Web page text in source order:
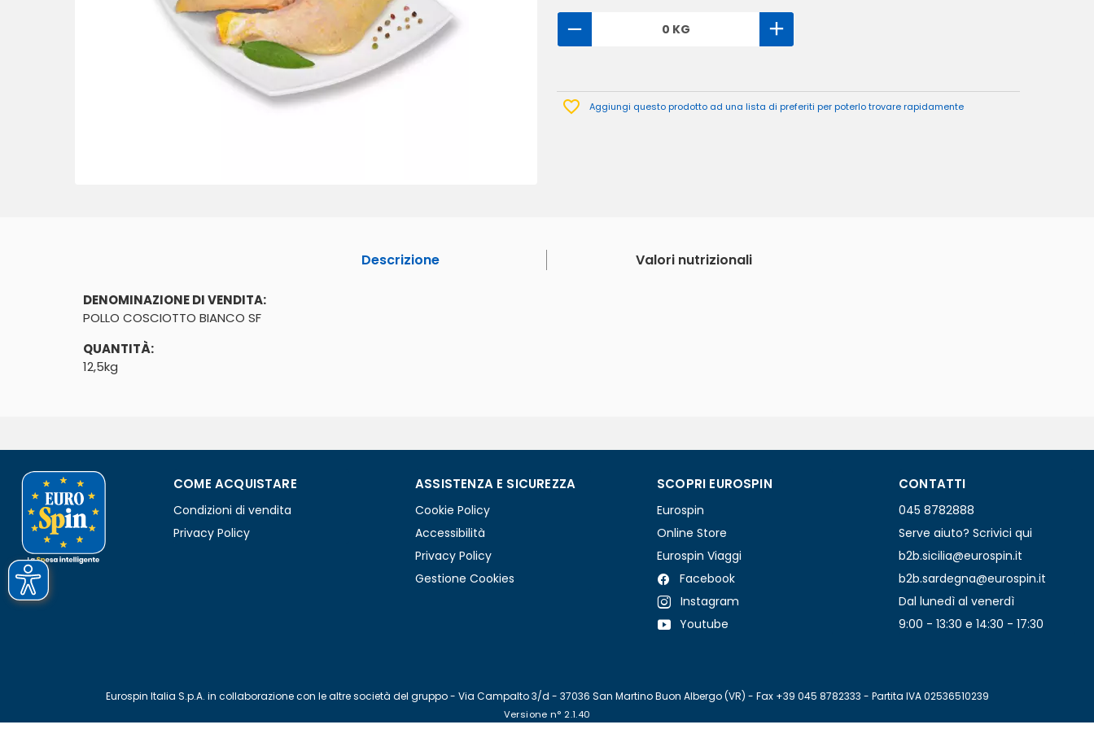
0 KG
Aggiungi questo prodotto ad una lista di preferiti per poterlo trovare rapidamente
Descrizione Valori nutrizionali
DENOMINAZIONE DI VENDITA:
POLLO COSCIOTTO BIANCO SF
QUANTITÀ:
12,5kg
COME ACQUISTARE
Condizioni di vendita
Privacy Policy
ASSISTENZA E SICUREZZA
Cookie Policy
Accessibilità
Privacy Policy
Gestione Cookies
SCOPRI EUROSPIN
Eurospin
Online Store
Eurospin Viaggi
Facebook
Instagram
Youtube
CONTATTI
045 8782888
Serve aiuto? Scrivici qui
b2b.sicilia@eurospin.it
b2b.sardegna@eurospin.it
Dal lunedì al venerdì
9:00 - 13:30 e 14:30 - 17:30
Eurospin Italia S.p.A. in collaborazione con le altre società del gruppo - Via Campalto 3/d - 37036 San Martino Buon Albergo (VR) - Fax +39 045 8782333 - Partita IVA 02536510239
Versione n° 2.1.40